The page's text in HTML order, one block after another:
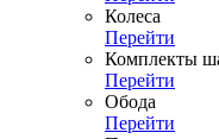
Колеса
Перейти
Комплекты
Перейти
Обода
Перейти